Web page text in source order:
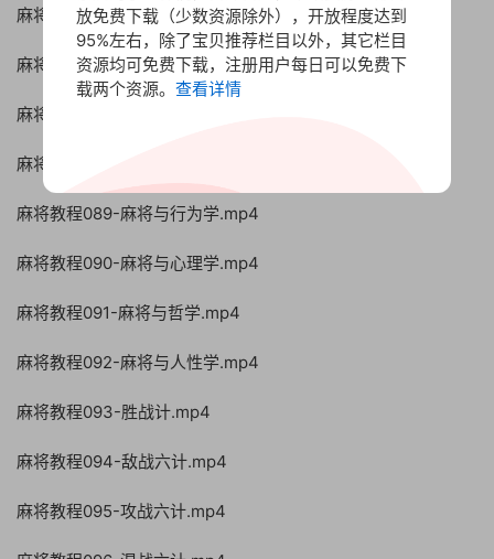
麻将教程085-应敌不同打法.mp4
麻将教程086-麻将与概率学.mp4
麻将教程087-麻将与逻辑学.mp4
麻将教程088-麻将与统计学.mp4
麻将教程089-麻将与行为学.mp4
麻将教程090-麻将与心理学.mp4
麻将教程091-麻将与哲学.mp4
麻将教程092-麻将与人性学.mp4
麻将教程093-胜战计.mp4
麻将教程094-敌战六计.mp4
麻将教程095-攻战六计.mp4
放免费下载（少数资源除外），开放程度达到
95%左右，除了宝贝推荐栏目以外，其它栏目
资源均可免费下载，注册用户每日可以免费下
载两个资源。 查看详情